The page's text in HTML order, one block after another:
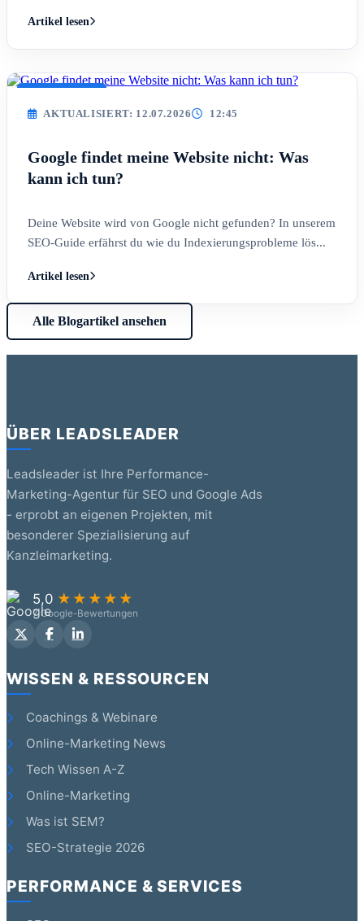
Artikel lesen
AKTUALISIERT: 12.07.2026 12:45
Google findet meine Website nicht: Was
kann ich tun?
Deine Website wird von Google nicht gefunden? In unserem
SEO-Guide erfährst du wie du Indexierungsprobleme lös...
Artikel lesen
Alle Blogartikel ansehen
ÜBER LEADSLEADER
Leadsleader ist Ihre Performance-
Marketing-Agentur für SEO und Google Ads
- erprobt an eigenen Projekten, mit
besonderer Spezialisierung auf
Kanzleimarketing.
5,0 ★★★★★
7 Google-Bewertungen
WISSEN & RESSOURCEN
Coachings & Webinare
Online-Marketing News
Tech Wissen A-Z
Online-Marketing
Was ist SEM?
SEO-Strategie 2026
PERFORMANCE & SERVICES